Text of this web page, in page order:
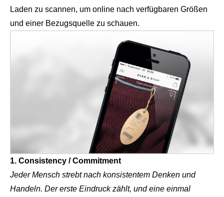
Laden zu scannen, um online nach verfügbaren Größen
und einer Bezugsquelle zu schauen.
1. Consistency / Commitment
Jeder Mensch strebt nach konsistentem Denken und
Handeln. Der erste Eindruck zählt, und eine einmal